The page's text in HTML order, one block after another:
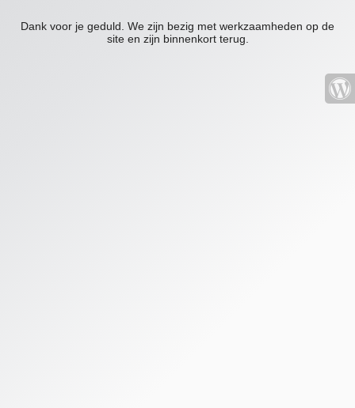
Dank voor je geduld. We zijn bezig met werkzaamheden op de
site en zijn binnenkort terug.